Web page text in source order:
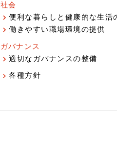
社会
便利な暮らしと健康的な生活
働きやすい職場環境の提供
ガバナンス
適切なガバナンスの整備
各種方針